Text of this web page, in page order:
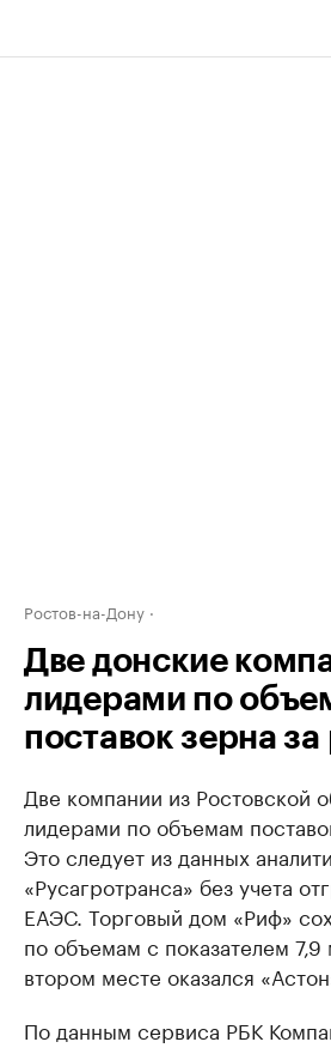
Ростов-на-Дону
Две донские
лидерами по
поставок зерна
Две компании из Ростовской
лидерами по объемам
Это следует из данных
«Русагротранса» без учета
ЕАЭС. Торговый дом «Риф»
по объемам с показателем 7,9
втором месте оказался
По данным сервиса РБК